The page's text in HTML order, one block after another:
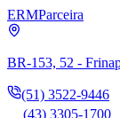
ERMParceira
BR-153, 52 -
(51) 3522-9446
(43) 3305-1700